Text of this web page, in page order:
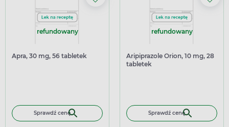
refundowany
Apra, 30 mg, 56 tabletek
Sprawdź cenę
refundowany
Aripiprazole Orion, 10 mg, 28
tabletek
Sprawdź cenę